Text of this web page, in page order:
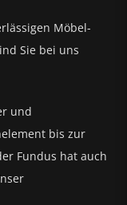
Möbel-
Sie bei uns
und
bis zur
Fundus hat auch